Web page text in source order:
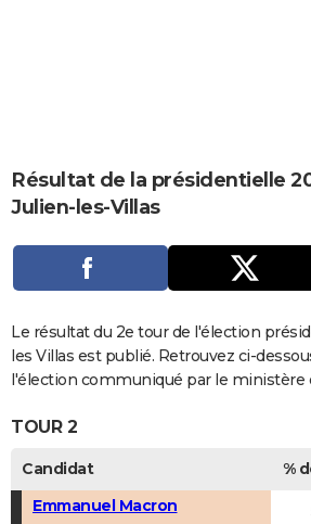
Carte de Noël
Carte Bonne année
Carte Saint-Valentin
Carte Pâques
Carte d'anniversaire
DICTIONNAIRE
PROGRAMME TV
COPAINS D'AVANT
S'inscrire
Se connecter
Lycées
Collèges
Primaires
Universités
Entreprises
Service militaire
Avis de recherche
AVIS DE DÉCÈS
FORUM
Bricolage
Lifestyle
Culture
Sport
Auto
Television
Voyage
Cinema
Résultat de la présidentielle
Julien-les-Villas
Le résultat du 2e tour de l'élection
les Villas est publié. Retrouvez ci-
l'élection communiqué par le ministère
TOUR 2
Candidat %
Emmanuel Macron